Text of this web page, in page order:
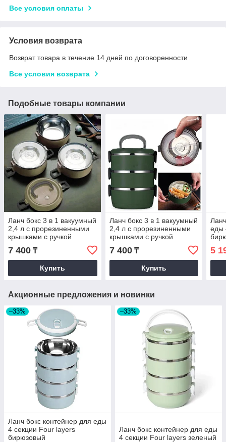
Все условия оплаты
Условия возврата
Возврат товара в течение 14 дней по договоренности
Все условия возврата
Подобные товары компании
Ланч бокс 3 в 1 вакуумный
2,4 л с прорезиненными
крышками с ручкой
Lunch Box бежевый 9630
7 400 ₸
Купить
Ланч бокс 3 в 1 вакуумный
2,4 л с прорезиненными
крышками с ручкой
Lunch Box зеленый 9630
7 400₸
Купить
еды
5
Акционные предложения и новинки
–33%
Ланч бокс контейнер для еды
4 секции Four layers
бирюзовый
–33%
Ланч бокс контейнер для еды
4 секции Four layers зеленый